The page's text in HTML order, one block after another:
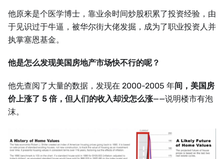
他原来是个医学博士，靠业余时间炒股积累了投资经验，由
于见识过于牛逼，被华尔街大佬发掘，成为了职业投资人并
执掌塞恩基金。
他是怎么发现美国房地产市场快不行的呢？
他先查阅了大量的数据，发现在 2000-2005 年间，美国房
价上涨了 5 倍，但人们的收入却没怎么涨——说明楼市有泡
沫。